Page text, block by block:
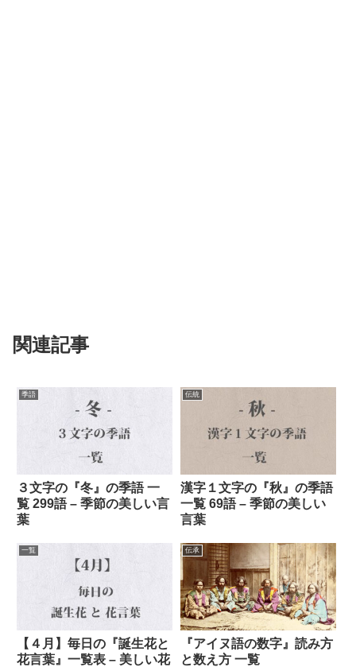
関連記事
季語
３文字の『冬』の季語 一
覧 299語 – 季節の美しい言
葉
伝統
漢字１文字の『秋』の季語
一覧 69語 – 季節の美しい
言葉
一覧
【４月】毎日の『誕生花と
花言葉』一覧表 – 美しい花
伝承
『アイヌ語の数字』読み方
と数え方 一覧